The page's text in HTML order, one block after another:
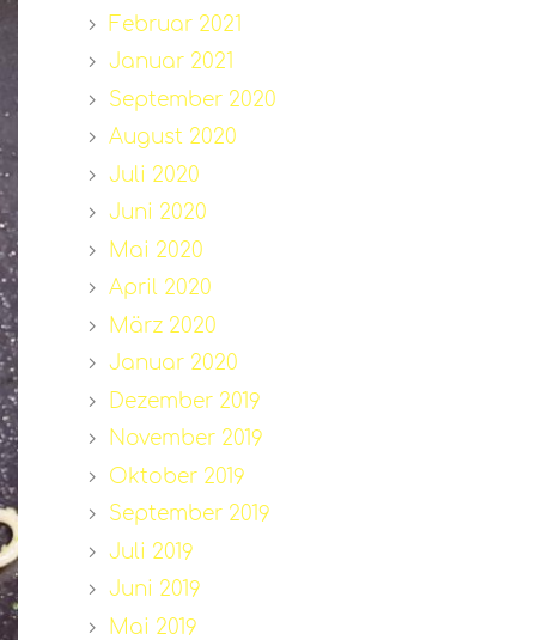
Februar 2021
Januar 2021
September 2020
August 2020
Juli 2020
Juni 2020
Mai 2020
April 2020
März 2020
Januar 2020
Dezember 2019
November 2019
Oktober 2019
September 2019
Juli 2019
Juni 2019
Mai 2019